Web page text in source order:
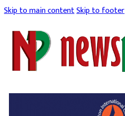
Skip to main contentSkip to footer